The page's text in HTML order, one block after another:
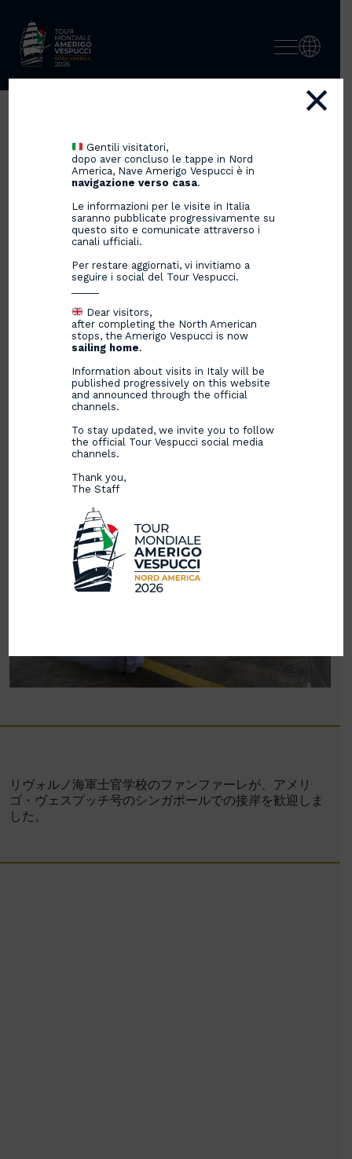
ヴェスプッチ号がシンガポー
ルに到着
23/10/2024
リヴォルノ海軍士官学校のファンファーレが、アメリ
ゴ・ヴェスプッチ号のシンガポールでの接岸を歓迎しま
した。
Gentili visitatori,
dopo aver concluso le tappe in Nord
America, Nave Amerigo Vespucci è in
navigazione verso casa.
Le informazioni per le visite in Italia
saranno pubblicate progressivamente su
questo sito e comunicate attraverso i
canali ufficiali.
Per restare aggiornati, vi invitiamo a
seguire i social del Tour Vespucci.
Dear visitors,
after completing the North American
stops, the Amerigo Vespucci is now
sailing home.
Information about visits in Italy will be
published progressively on this website
and announced through the official
channels.
To stay updated, we invite you to follow
the official Tour Vespucci social media
channels.
Thank you,
The Staff
×